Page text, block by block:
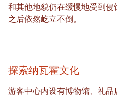
和其他地貌仍在缓慢地受到
之后依然屹立不倒。
探索纳瓦霍文化
游客中心内设有博物馆、礼